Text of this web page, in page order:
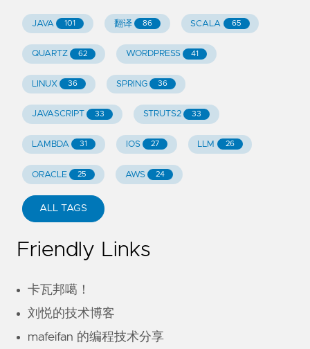
JAVA 101 翻译 86 SCALA 65
QUARTZ 62 WORDPRESS 41
LINUX 36 SPRING 36
JAVASCRIPT 33 STRUTS2 33
LAMBDA 31 IOS 27 LLM 26
ORACLE 25 AWS 24
ALL TAGS
Friendly Links
卡瓦邦噶！
刘悦的技术博客
mafeifan 的编程技术分享